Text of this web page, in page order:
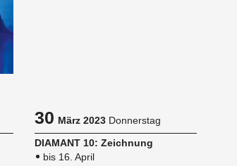
30März 2023 Donnerstag
DIA­MANT 10: Zeich­nung
bis 16. April